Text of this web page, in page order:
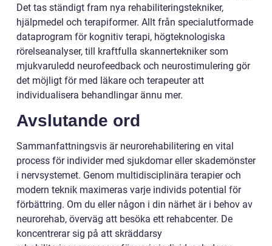
Det tas ständigt fram nya rehabiliteringstekniker,
hjälpmedel och terapiformer. Allt från specialutformade
dataprogram för kognitiv terapi, högteknologiska
rörelseanalyser, till kraftfulla skannertekniker som
mjukvaruledd neurofeedback och neurostimulering gör
det möjligt för med läkare och terapeuter att
individualisera behandlingar ännu mer.
Avslutande ord
Sammanfattningsvis är neurorehabilitering en vital
process för individer med sjukdomar eller skademönster
i nervsystemet. Genom multidisciplinära terapier och
modern teknik maximeras varje individs potential för
förbättring. Om du eller någon i din närhet är i behov av
neurorehab, överväg att besöka ett rehabcenter. De
koncentrerar sig på att skräddarsy